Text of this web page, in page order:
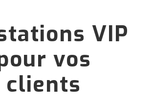
VIP
vos
clients